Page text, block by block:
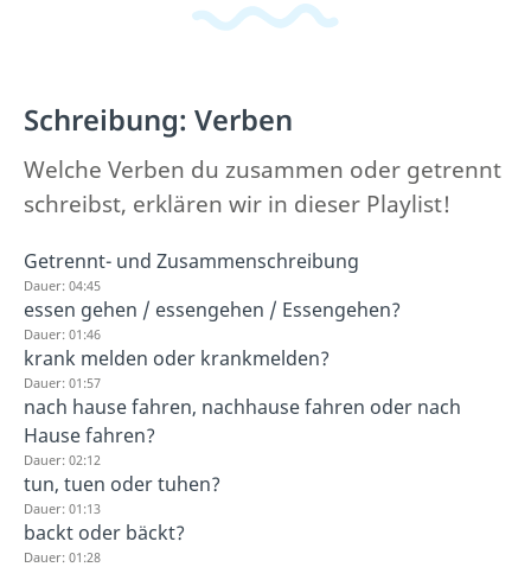
Schreibung: Verben
Welche Verben du zusammen oder getrennt
schreibst, erklären wir in dieser Playlist!
Getrennt- und Zusammenschreibung
Dauer: 04:45
essen gehen / essengehen / Essengehen?
Dauer: 01:46
krank melden oder krankmelden?
Dauer: 01:57
nach hause fahren, nachhause fahren oder nach
Hause fahren?
Dauer: 02:12
tun, tuen oder tuhen?
Dauer: 01:13
backt oder bäckt?
Dauer: 01:28